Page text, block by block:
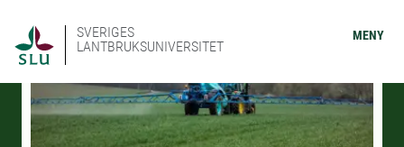
SVERIGES
LANTBRUKSUNIVERSITET
MENY